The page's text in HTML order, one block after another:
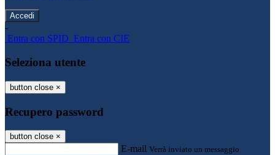
-
Entra con SPID Entra con CIE
Seleziona utente
button close ×
Recupero password
button close ×
E-mail Verrà inviato un messaggio